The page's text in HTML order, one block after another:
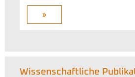
»
Wissenschaftliche